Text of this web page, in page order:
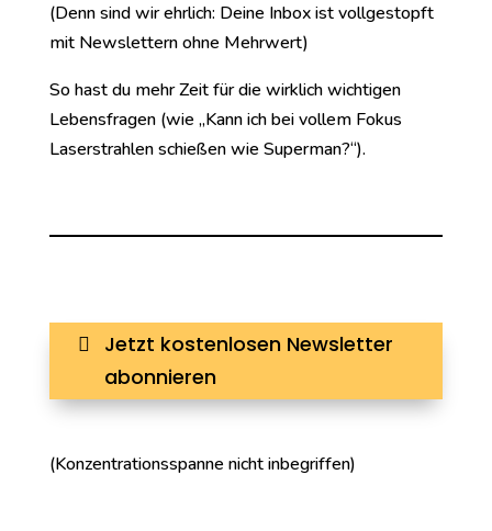
(Denn sind wir ehrlich: Deine Inbox ist vollgestopft
mit Newslettern ohne Mehrwert)
So hast du mehr Zeit für die wirklich wichtigen
Lebensfragen (wie „Kann ich bei vollem Fokus
Laserstrahlen schießen wie Superman?“).
Jetzt kostenlosen Newsletter
abonnieren
(Konzentrationsspanne nicht inbegriffen)